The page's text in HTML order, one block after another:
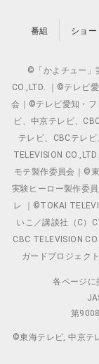
番組 ショー
©「かよチュー」
CO.,LTD. ｜©テレビ
会｜©テレビ愛知・
ビ、中京テレビ、
テレビ、CBCテレ
TELEVISION
モテ製作委員会｜©
実験ヒーロー製作委
レ ｜©TOKAI
いこ／講談社（C）
CBC TELEVISION
ガードプロジェク
各ページに
第
©東海テレビ, 中京テ